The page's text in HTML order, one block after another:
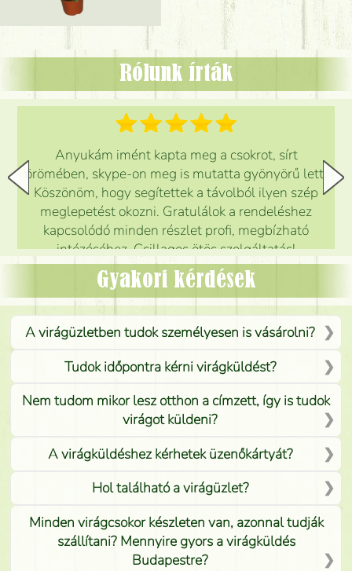
Rólunk írták
Anyukám imént kapta meg a csokrot, sírt
örömében, skype-on meg is mutatta gyönyörű lett.
Köszönöm, hogy segítettek a távolból ilyen szép
meglepetést okozni. Gratulálok a rendeléshez
kapcsolódó minden részlet profi, megbízható
intézéséhez. Csillagos ötös szolgáltatás!
Mónika
Gyakori kérdések
A virágüzletben tudok személyesen is vásárolni?
Tudok időpontra kérni virágküldést?
Nem tudom mikor lesz otthon a címzett, így is tudok
virágot küldeni?
A virágküldéshez kérhetek üzenőkártyát?
Hol található a virágüzlet?
Minden virágcsokor készleten van, azonnal tudják
szállítani? Mennyire gyors a virágküldés
Budapestre?